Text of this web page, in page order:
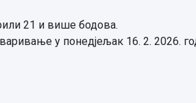
21 и више бодова.
у понедјељак 16. 2. 2026.